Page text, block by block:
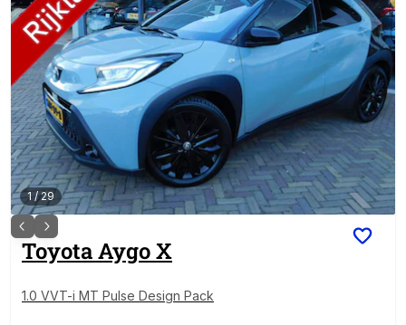
1 /29
ToyotaAygo X
1.0 VVT-i MT Pulse Design Pack